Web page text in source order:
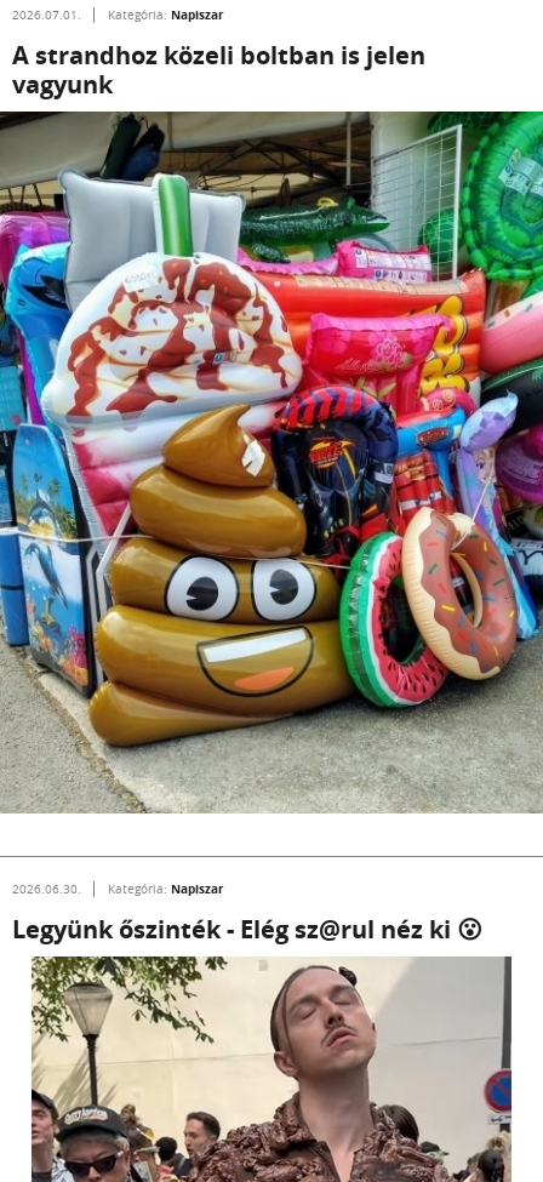
2026.07.01. Kategória: Napiszar
A strandhoz közeli boltban is jelen
vagyunk
2026.06.30. Kategória: Napiszar
Legyünk őszinték - Elég sz@rul néz ki 😮